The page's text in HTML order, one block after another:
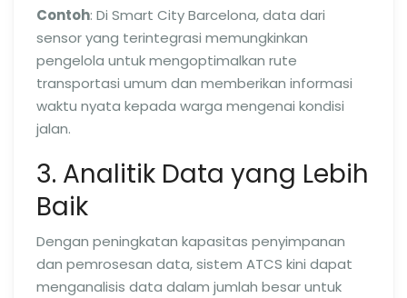
Contoh: Di Smart City Barcelona, data dari
sensor yang terintegrasi memungkinkan
pengelola untuk mengoptimalkan rute
transportasi umum dan memberikan informasi
waktu nyata kepada warga mengenai kondisi
jalan.
3. Analitik Data yang Lebih
Baik
Dengan peningkatan kapasitas penyimpanan
dan pemrosesan data, sistem ATCS kini dapat
menganalisis data dalam jumlah besar untuk